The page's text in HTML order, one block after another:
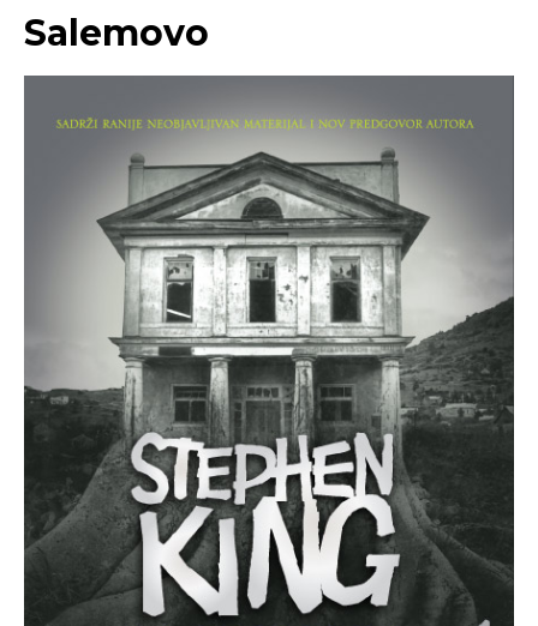
Salemovo